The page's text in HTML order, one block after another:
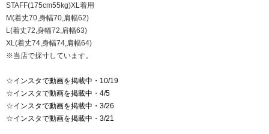
STAFF(175cm55kg)XL着用
M(着丈70,身幅70,肩幅62)
L(着丈72,身幅72,肩幅63)
XL(着丈74,身幅74,肩幅64)
※当店で採寸しています。
☆インスタで動画を掲載中・10/19
☆インスタで動画を掲載中・4/5
☆インスタで動画を掲載中・3/26
☆インスタで動画を掲載中・3/21